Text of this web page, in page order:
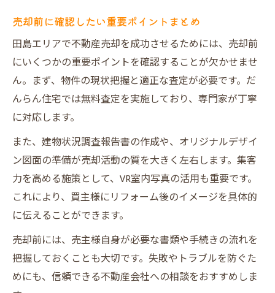
売却前に確認したい重要ポイントまとめ
田島エリアで不動産売却を成功させるためには、売却前
にいくつかの重要ポイントを確認することが欠かせませ
ん。まず、物件の現状把握と適正な査定が必要です。だ
んらん住宅では無料査定を実施しており、専門家が丁寧
に対応します。
また、建物状況調査報告書の作成や、オリジナルデザイ
ン図面の準備が売却活動の質を大きく左右します。集客
力を高める施策として、VR室内写真の活用も重要です。
これにより、買主様にリフォーム後のイメージを具体的
に伝えることができます。
売却前には、売主様自身が必要な書類や手続きの流れを
把握しておくことも大切です。失敗やトラブルを防ぐた
めにも、信頼できる不動産会社への相談をおすすめしま